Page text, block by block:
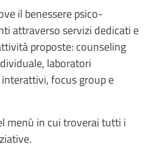
il benessere psico-
attraverso servizi dedicati e
proposte: counseling
laboratori
focus group e
menù in cui troverai tutti i